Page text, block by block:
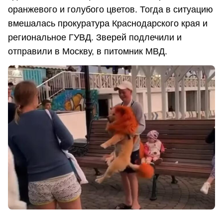
оранжевого и голубого цветов. Тогда в ситуацию
вмешалась прокуратура Краснодарского края и
региональное ГУВД. Зверей подлечили и
отправили в Москву, в питомник МВД.